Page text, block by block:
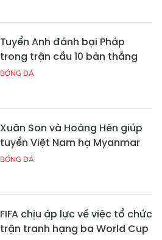
Tuyển Anh đánh bại Pháp
trong trận cầu 10 bàn thắng
BÓNG ĐÁ
Xuân Son và Hoàng Hên giúp
tuyển Việt Nam hạ Myanmar
BÓNG ĐÁ
FIFA chịu áp lực về việc tổ chức
trận tranh hạng ba World Cup